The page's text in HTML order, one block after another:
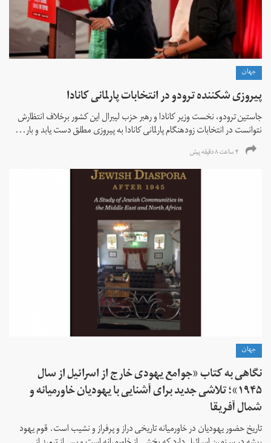
جهان
پیروزی شکننده ترودو در انتخابات پارلمانی کانادا
جاستین ترودو، نخست وزیر کانادا و رهبر حزب لیبرال این کشور برخلاف انتظارش
نتوانست در انتخابات زود‌هنگام پارلمانی کانادا به پیروزی مطلق دست یابد و بار...
۴ ساعت ۸ دقیقه پیش
جهان
نگاهی به کتاب «جوامع یهودی خارج از اسرائیل از سال
۱۹۴۵»؛ تلاشی جدید برای آشنایی با یهودیان خاورمیانه و
شمال آفریقا
تاریخ حضور یهودیان در خاورمیانه تاریخی دراز و پرفراز و نشیب است. قوم یهود